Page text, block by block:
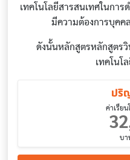
เทคโนโลยีสารสนเทศในกา
มีความต้องการบุคค
ดังนั้นหลักสูตรหลักสูตร
เทคโนโ
ปริ
ค่าเรีย
บา